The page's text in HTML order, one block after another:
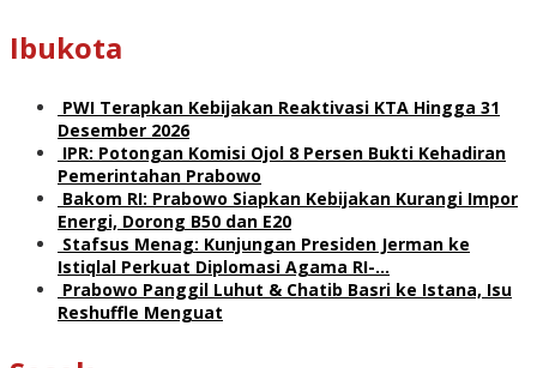
Ibukota
PWI Terapkan Kebijakan Reaktivasi KTA Hingga 31
Desember 2026
IPR: Potongan Komisi Ojol 8 Persen Bukti Kehadiran
Pemerintahan Prabowo
Bakom RI: Prabowo Siapkan Kebijakan Kurangi Impor
Energi, Dorong B50 dan E20
Stafsus Menag: Kunjungan Presiden Jerman ke
Istiqlal Perkuat Diplomasi Agama RI-…
Prabowo Panggil Luhut & Chatib Basri ke Istana, Isu
Reshuffle Menguat